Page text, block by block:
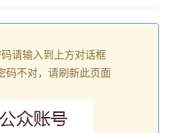
请输入到上方对话框
码不对，请刷新此页面